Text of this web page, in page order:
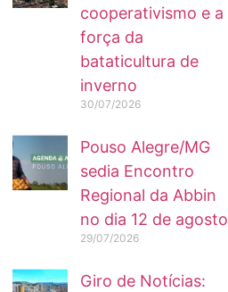
cooperativismo e a
força da
bataticultura de
inverno
30/07/2026
Pouso Alegre/MG
sedia Encontro
Regional da Abbin
no dia 12 de agosto
29/07/2026
Giro de Notícias: